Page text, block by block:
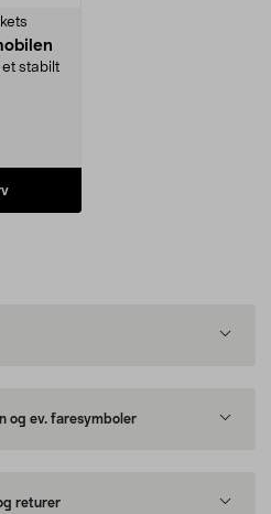
et stabilt
og ev. faresymboler
returer